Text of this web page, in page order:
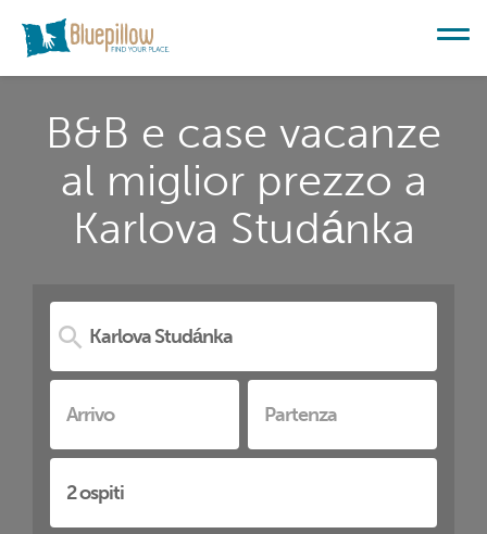
B&B e case vacanze
al miglior prezzo a
Karlova Studánka